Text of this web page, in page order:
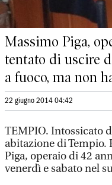
Massimo Piga,
tentato di uscire
a fuoco, ma non
22 giugno 2014 04:42
TEMPIO. Intossicato
abitazione di Tempio.
Piga, operaio di 42
venerdì e sabato nel